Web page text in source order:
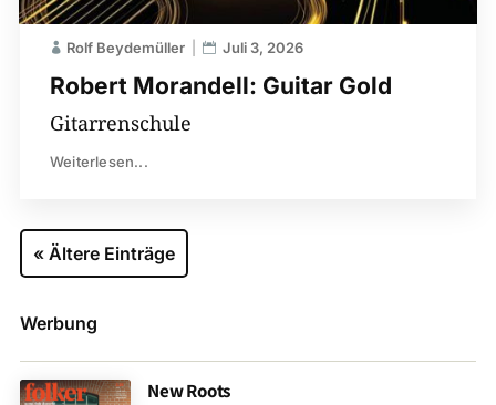
Robert Morandell: Guitar Gold
Rolf Beydemüller Juli 3, 2026
Gitarrenschule
Weiterlesen...
« Ältere Einträge
Werbung
New Roots